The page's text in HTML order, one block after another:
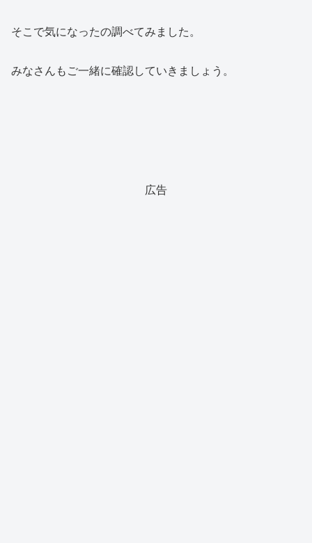
そこで気になったの調べてみました。
みなさんもご一緒に確認していきましょう。
広告